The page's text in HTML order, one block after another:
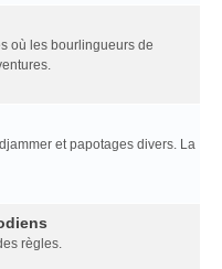
où les bourlingueurs de
et papotages divers. La
règles.